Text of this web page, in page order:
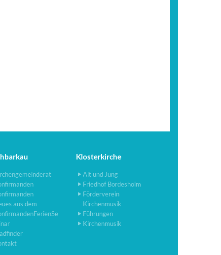
aus dem
Klosterkirche
Alt und Jung
Friedhof Bordesholm
Förderverein
Kirchenmusik
Führungen
Kirchenmusik